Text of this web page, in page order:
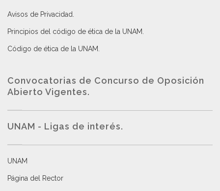
Avisos de Privacidad
Principios del código de ética de la UNAM
Código de ética de la UNAM
Convocatorias de Concurso de Oposición
Abierto Vigentes.
UNAM - Ligas de interés.
UNAM
Página del Rector